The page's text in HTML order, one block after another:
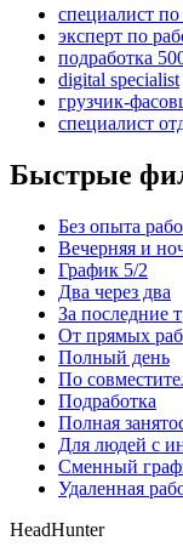
специалист
эксперт по
подработка
digital specialist
грузчик-
специалист
Быстрые
Без опыта
Вечерняя и
График 5/2
Два через два
За последние
От прямых
Полный день
По
Подработка
Полная
Для людей с
Сменный
Удаленная
HeadHunter